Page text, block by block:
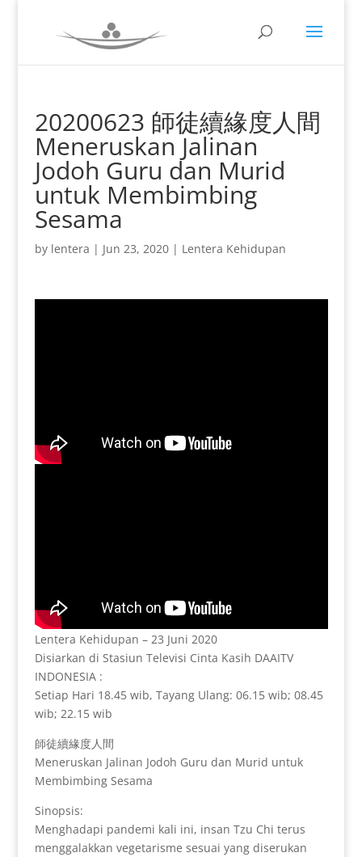
20200623 師徒續緣度人間
Meneruskan Jalinan
Jodoh Guru dan Murid
untuk Membimbing
Sesama
by lentera | Jun 23, 2020| Lentera Kehidupan
Lentera Kehidupan – 23 Juni 2020
Disiarkan di Stasiun Televisi Cinta Kasih DAAITV
INDONESIA :
Setiap Hari 18.45 wib, Tayang Ulang: 06.15 wib; 08.45
wib; 22.15 wib
師徒續緣度人間
Meneruskan Jalinan Jodoh Guru dan Murid untuk
Membimbing Sesama
Sinopsis:
Menghadapi pandemi kali ini, insan Tzu Chi terus
menggalakkan vegetarisme sesuai yang diserukan